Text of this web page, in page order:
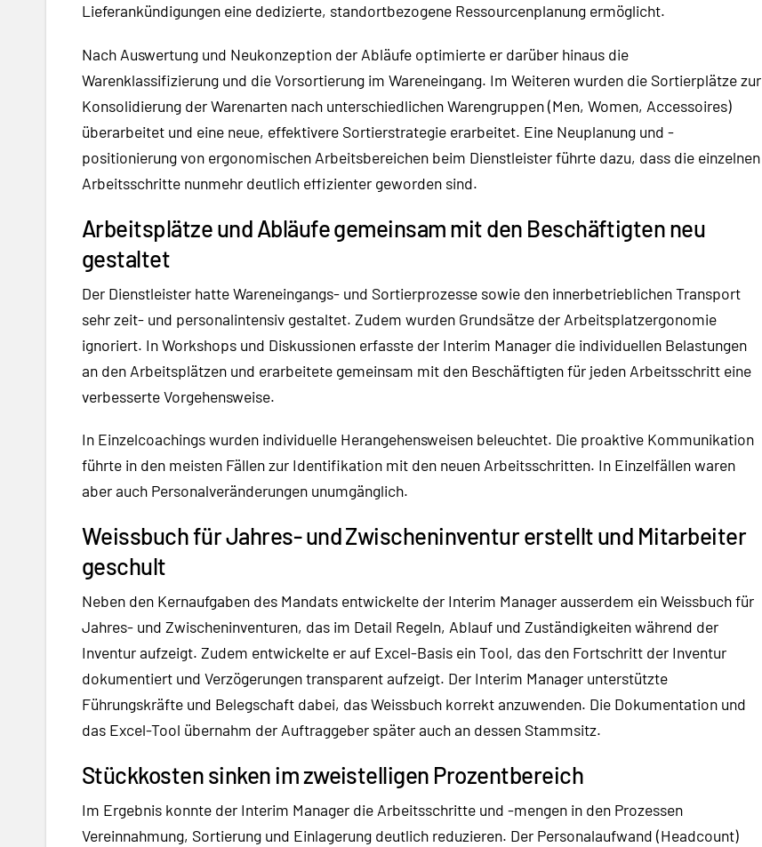
Lieferankündigungen eine dedizierte, standortbezogene Ressourcenplanung ermöglicht.
Nach Auswertung und Neukonzeption der Abläufe optimierte er darüber hinaus die
Warenklassifizierung und die Vorsortierung im Wareneingang. Im Weiteren wurden die Sortierplätze zur
Konsolidierung der Warenarten nach unterschiedlichen Warengruppen (Men, Women, Accessoires)
überarbeitet und eine neue, effektivere Sortierstrategie erarbeitet. Eine Neuplanung und -
positionierung von ergonomischen Arbeitsbereichen beim Dienstleister führte dazu, dass die einzelnen
Arbeitsschritte nunmehr deutlich effizienter geworden sind.
Arbeitsplätze und Abläufe gemeinsam mit den Beschäftigten neu
gestaltet
Der Dienstleister hatte Wareneingangs- und Sortierprozesse sowie den innerbetrieblichen Transport
sehr zeit- und personalintensiv gestaltet. Zudem wurden Grundsätze der Arbeitsplatzergonomie
ignoriert. In Workshops und Diskussionen erfasste der Interim Manager die individuellen Belastungen
an den Arbeitsplätzen und erarbeitete gemeinsam mit den Beschäftigten für jeden Arbeitsschritt eine
verbesserte Vorgehensweise.
In Einzelcoachings wurden individuelle Herangehensweisen beleuchtet. Die proaktive Kommunikation
führte in den meisten Fällen zur Identifikation mit den neuen Arbeitsschritten. In Einzelfällen waren
aber auch Personalveränderungen unumgänglich.
Weissbuch für Jahres- und Zwischeninventur erstellt und Mitarbeiter
geschult
Neben den Kernaufgaben des Mandats entwickelte der Interim Manager ausserdem ein Weissbuch für
Jahres- und Zwischeninventuren, das im Detail Regeln, Ablauf und Zuständigkeiten während der
Inventur aufzeigt. Zudem entwickelte er auf Excel-Basis ein Tool, das den Fortschritt der Inventur
dokumentiert und Verzögerungen transparent aufzeigt. Der Interim Manager unterstützte
Führungskräfte und Belegschaft dabei, das Weissbuch korrekt anzuwenden. Die Dokumentation und
das Excel-Tool übernahm der Auftraggeber später auch an dessen Stammsitz.
Stückkosten sinken im zweistelligen Prozentbereich
Im Ergebnis konnte der Interim Manager die Arbeitsschritte und -mengen in den Prozessen
Vereinnahmung, Sortierung und Einlagerung deutlich reduzieren. Der Personalaufwand (Headcount)